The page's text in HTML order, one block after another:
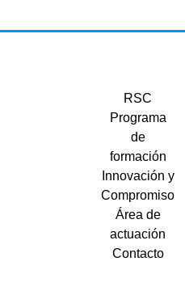
RSC
Programa
de
formación
Innovación y
Compromiso
Área de
actuación
Contacto